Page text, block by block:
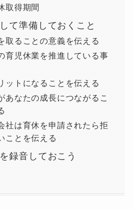
取得期間
て準備しておくこと
取ることの意義を伝える
育児休業を推進している事
ットになることを伝える
あなたの成長につながるこ
社は育休を申請されたら拒
ことを伝える
録音しておこう